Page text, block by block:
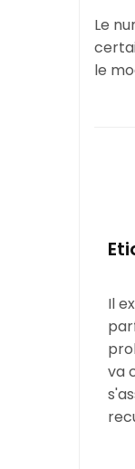
Le
le
Il
va